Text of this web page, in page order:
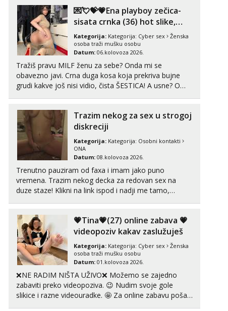
Kristina
Razgovaram :)
Tel: 064/677-677- Kod: #160
tel:0,93€ - mob:1,12€ min
Obavijesti me kada se oslobodi
Monika
Čekam tvoj poziv!
tel:0,93€ - mob:1,12€ min
Vanesa
Čekam tvoj poziv!
Tel: 064/677-677- Kod: #74
tel:0,93€ - mob:1,12€ min
Ivančica
Čekam tvoj poziv!
tel:0,93€ - mob:1,12€ min
Zara
Čekam tvoj poziv!
Tel: 064/677-677- Kod: #123
tel:0,93€ - mob:1,12€ min
Anđela
💌💘💝💗Ena playboy zečica-
sisata crnka (36) hot slike,
videa i c2c💗
Kategorija: Kategorija: Cyber sex
Ženska
osoba traži mušku osobu
Datum: 06.kolovoza 2026.
Tražiš pravu MILF ženu za sebe? Onda mi se
obavezno javi. Crna duga kosa koja prekriva bujne
grudi kakve još nisi vidio, čista ŠESTICA! A usne? O
nisi vidio. Uvijek sam spremna za ONLOINE zabavu...
Trazim nekog za sex u strogoj
diskreciji
Kategorija: Kategorija: Osobni kontakti
ONA
Datum: 08.kolovoza 2026.
Trenutno pauziram od faxa i imam jako puno
vremena. Trazim nekog decka za redovan sex na
duze staze! Klikni na link ispod i nadji me tamo,
💗Tina💗(27) online zabava 💗
videopoziv kakav zaslužuješ
Kategorija: Kategorija: Cyber sex
Ženska
osoba traži mušku osobu
Datum: 01.kolovoza 2026.
❌NE RADIM NIŠTA UŽIVO❌ Možemo se zajedno
zabaviti preko videopoziva. 😉 Nudim svoje gole
slikice i razne videouradke. 🤩 Za online zabavu pošalji